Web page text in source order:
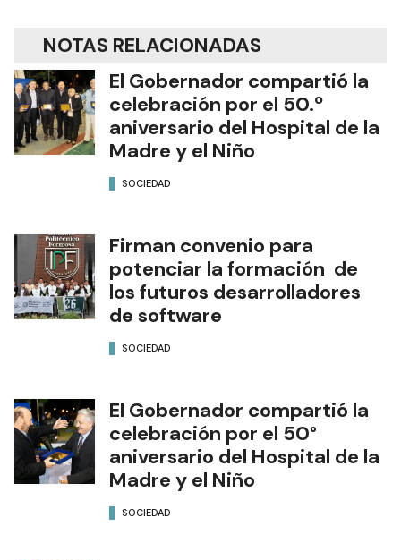
NOTAS RELACIONADAS
El Gobernador compartió la
celebración por el 50.º
aniversario del Hospital de la
Madre y el Niño
SOCIEDAD
Firman convenio para
potenciar la formación de
los futuros desarrolladores
de software
SOCIEDAD
El Gobernador compartió la
celebración por el 50°
aniversario del Hospital de la
Madre y el Niño
SOCIEDAD